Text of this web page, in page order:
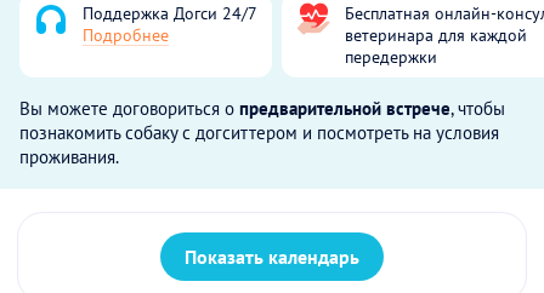
Поддержка Догси 24/7
Подробнее
Бесплатная онлайн-
ветеринара для каждой
передержки
Вы можете договориться о предварительной встрече, чтобы
познакомить собаку с догситтером и посмотреть на условия
проживания.
Показать календарь